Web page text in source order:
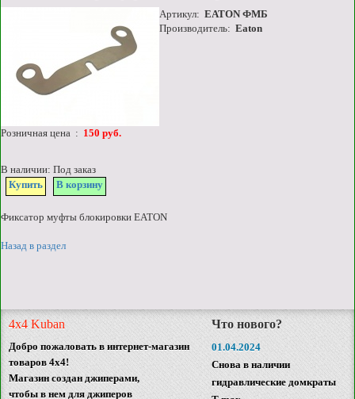
Артикул: EATON ФМБ
Производитель: Eaton
Розничная цена : 150 руб.
В наличии: Под заказ
Купить
В корзину
Фиксатор муфты блокировки EATON
Назад в раздел
4x4 Kuban
Добро пожаловать в интернет-магазин
товаров 4x4!
Магазин создан джиперами,
чтобы в нем для джиперов
Что нового?
01.04.2024
Снова в наличии
гидравлические домкраты